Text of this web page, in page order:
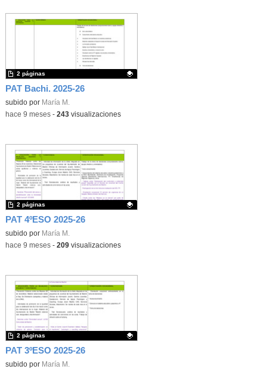
PAT Bachi. 2025-26
Contenido educativo.
subido por María M.
2 páginas
-hace 9 meses- 243visualizaciones
PAT 4ºESO 2025-26
Contenido educativo.
subido por María M.
2 páginas
-hace 9 meses- 209visualizaciones
PAT 3ºESO 2025-26
Contenido educativo.
subido por María M.
2 páginas